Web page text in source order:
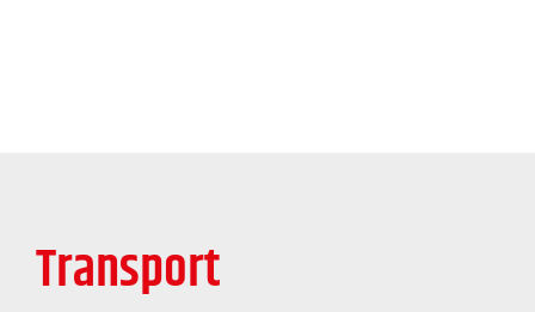
Transport